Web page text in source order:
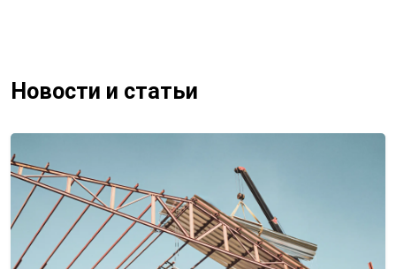
Новости и статьи